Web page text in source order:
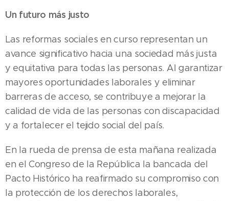
Un futuro más justo
Las reformas sociales en curso representan un
avance significativo hacia una sociedad más justa
y equitativa para todas las personas. Al garantizar
mayores oportunidades laborales y eliminar
barreras de acceso, se contribuye a mejorar la
calidad de vida de las personas con discapacidad
y a fortalecer el tejido social del país.
En la rueda de prensa de esta mañana realizada
en el Congreso de la República la bancada del
Pacto Histórico ha reafirmado su compromiso con
la protección de los derechos laborales,